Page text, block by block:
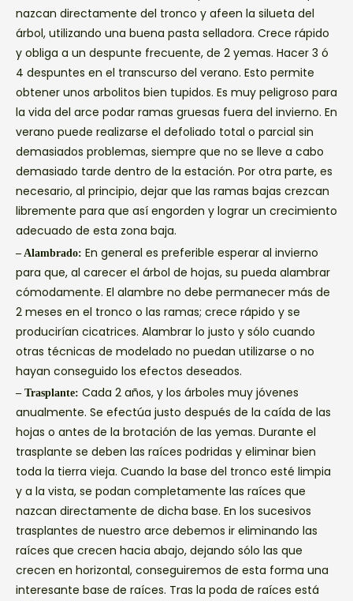
nazcan directamente del tronco y afeen la silueta del
árbol, utilizando una buena pasta selladora. Crece rápido
y obliga a un despunte frecuente, de 2 yemas. Hacer 3 ó
4 despuntes en el transcurso del verano. Esto permite
obtener unos arbolitos bien tupidos. Es muy peligroso para
la vida del arce podar ramas gruesas fuera del invierno. En
verano puede realizarse el defoliado total o parcial sin
demasiados problemas, siempre que no se lleve a cabo
demasiado tarde dentro de la estación. Por otra parte, es
necesario, al principio, dejar que las ramas bajas crezcan
libremente para que así engorden y lograr un crecimiento
adecuado de esta zona baja.
– Alambrado: En general es preferible esperar al invierno
para que, al carecer el árbol de hojas, su pueda alambrar
cómodamente. El alambre no debe permanecer más de
2 meses en el tronco o las ramas; crece rápido y se
producirían cicatrices. Alambrar lo justo y sólo cuando
otras técnicas de modelado no puedan utilizarse o no
hayan conseguido los efectos deseados.
– Trasplante: Cada 2 años, y los árboles muy jóvenes
anualmente. Se efectúa justo después de la caída de las
hojas o antes de la brotación de las yemas. Durante el
trasplante se deben las raíces podridas y eliminar bien
toda la tierra vieja. Cuando la base del tronco esté limpia
y a la vista, se podan completamente las raíces que
nazcan directamente de dicha base. En los sucesivos
trasplantes de nuestro arce debemos ir eliminando las
raíces que crecen hacia abajo, dejando sólo las que
crecen en horizontal, conseguiremos de esta forma una
interesante base de raíces. Tras la poda de raíces está